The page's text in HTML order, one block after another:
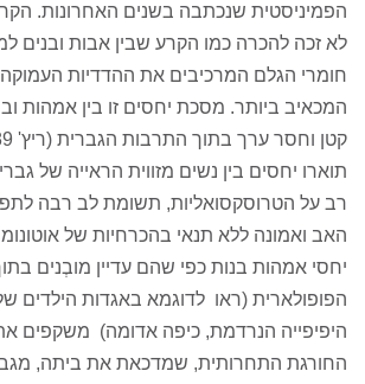
הפמיניסטית שנכתבה בשנים האחרונות.
לא זכה להכרה כמו הקרע שבין אבות ובנים
חומרי הגלם המרכיבים את ההדדיות העמוקה
המכאיב ביותר. מסכת יחסים זו בין אמהות
קטן וחסר ערך בתוך התרבות הגברית (ריץ' 1989)
תוארו יחסים בין נשים מזווית הראייה של
רב על הטרוסקסואליות, תשומת לב רבה
האב ואמונה ללא תנאי בהכרחיות של
יחסי אמהות בנות כפי שהם עדיין מובְנים
הפופולארית (ראו לדוגמא באגדות הילדים
היפיפייה הנרדמת, כיפה אדומה) משקפים
החורגת התחרותית, שמדכאת את ביתה,